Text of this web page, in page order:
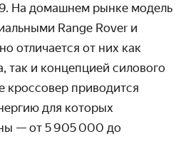
На домашнем рынке модель
Range Rover и
отличается от них как
так и концепцией силового
кроссовер приводится
для которых
— от 5 905 000 до